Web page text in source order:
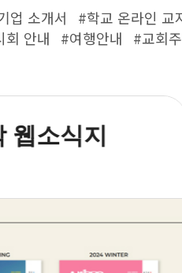
업 소개서 #학교 온라인 교
회 안내 #여행안내 #교회
웹소식지